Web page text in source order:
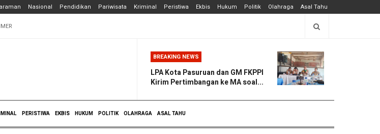
Nasional Pendidikan Pariwisata Kriminal Peristiwa Ekbis Hukum Politik Olahraga Asal Tahu
BREAKING NEWS
LPA Kota Pasuruan dan GM FKPPI
Kirim Pertimbangan ke MA soal...
PERISTIWA EKBIS HUKUM POLITIK OLAHRAGA ASAL TAHU